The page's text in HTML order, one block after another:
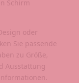
Schirm
oder
Sie passende
zu Größe,
Ausstattung